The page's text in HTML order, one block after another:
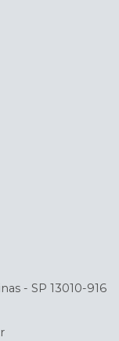
- SP 13010-916